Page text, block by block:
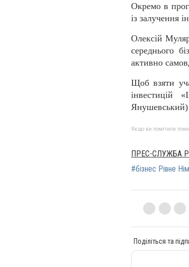
Окремо в
із залучення
Олексій
середнього
активно
Щоб взяти
інвестицій
Янушевський)
Якщо ви помітили
ПРЕС-СЛУЖБА
#бізнес Рівне
Поділіться та